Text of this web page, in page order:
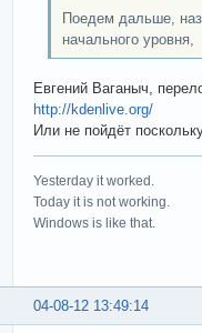
Поедем дальше,
начального уровня,
Евгений Ваганыч,
http://kdenlive.org/
Или не пойдёт
Yesterday it worked.
Today it is not working.
Windows is like that.
04-08-12 13:49:14